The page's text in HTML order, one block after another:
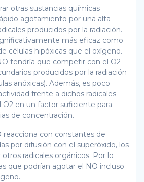
otras sustancias químicas
agotamiento por una alta
producidos por la radiación.
más eficaz como
células hipóxicas que el oxígeno.
tendría que competir con el O2
producidos por la radiación
anóxicas). Además, es poco
frente a dichos radicales
O2 en un factor suficiente para
de concentración.
reacciona con constantes de
por difusión con el superóxido, los
otros radicales orgánicos. Por lo
que podrían agotar el NO incluso